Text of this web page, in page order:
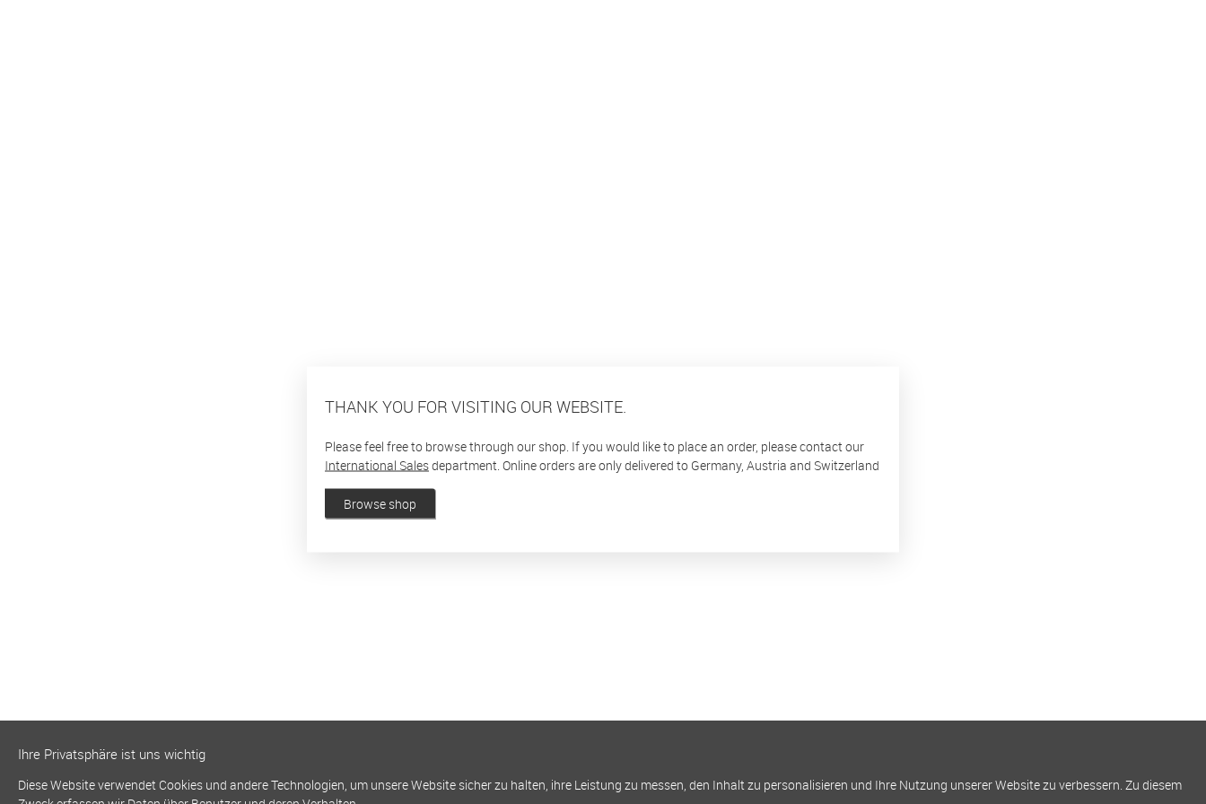
THANK YOU FOR VISITING OUR WEBSITE.
Please feel free to browse through our shop. If you would like to place an order, please contact our
International Salesdepartment. Online orders are only delivered to Germany, Austria and Switzerland
Browse shop
Ihre Privatsphäre ist uns wichtig
Diese Website verwendet Cookies und andere Technologien, um unsere Website sicher zu halten, ihre Leistung zu messen, den Inhalt zu personalisieren und Ihre Nutzung unserer Website zu verbessern. Zu diesem